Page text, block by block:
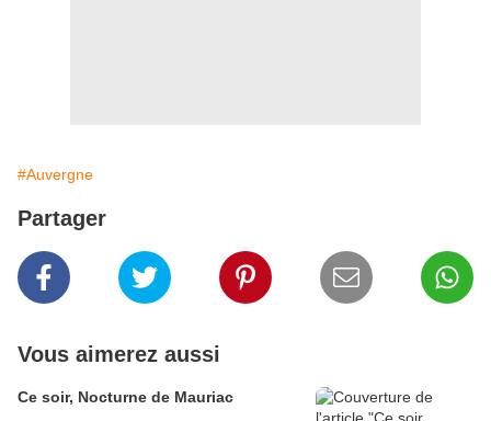
#Auvergne
Partager
Vous aimerez aussi
Ce soir, Nocturne de Mauriac